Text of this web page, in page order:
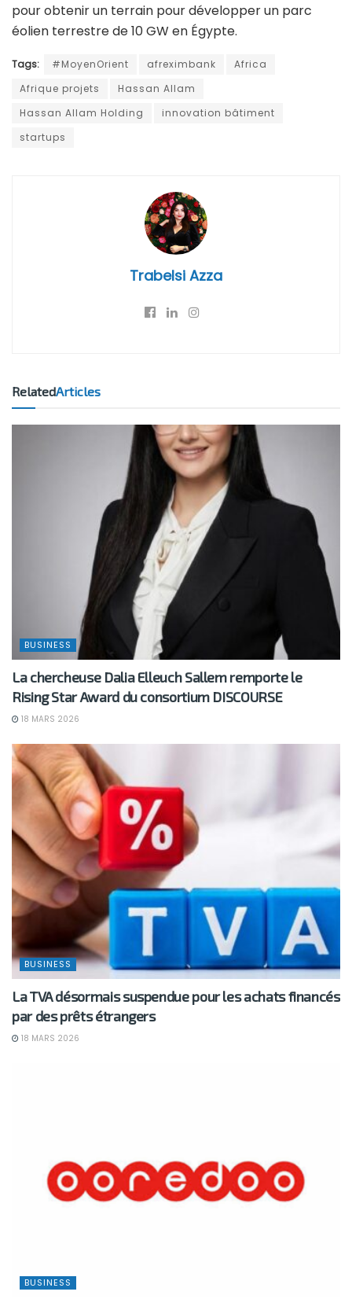
pour obtenir un terrain pour développer un parc
éolien terrestre de 10 GW en Égypte.
Tags: #MoyenOrient afreximbank
Africa
Afrique projets
Hassan Allam
Hassan Allam Holding
innovation bâtiment
startups
Trabelsi Azza
RelatedArticles
BUSINESS
La chercheuse Dalia Elleuch Sallem remporte le
Rising Star Award du consortium DISCOURSE
18 MARS 2026
BUSINESS
La TVA désormais suspendue pour les achats financés
par des prêts étrangers
18 MARS 2026
BUSINESS